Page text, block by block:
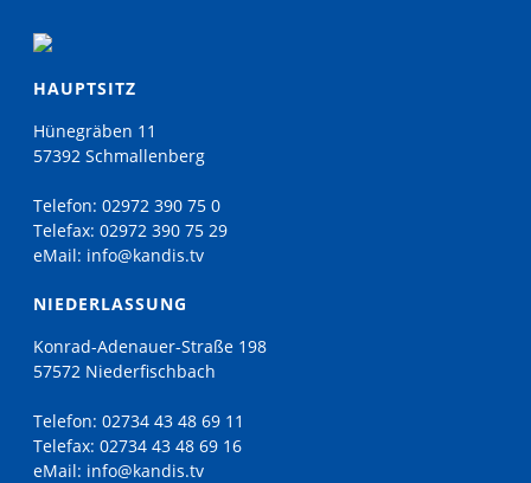
HAUPTSITZ
Hünegräben 11
57392 Schmallenberg
Telefon: 02972 390 75 0
Telefax: 02972 390 75 29
eMail: info@kandis.tv
NIEDERLASSUNG
Konrad-Adenauer-Straße 198
57572 Niederfischbach
Telefon: 02734 43 48 69 11
Telefax: 02734 43 48 69 16
eMail: info@kandis.tv